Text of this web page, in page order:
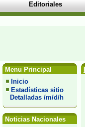
Editoriales
Menu Principal
Inicio
Estadísticas sitio
Detalladas /m/d/h
Noticias Nacionales